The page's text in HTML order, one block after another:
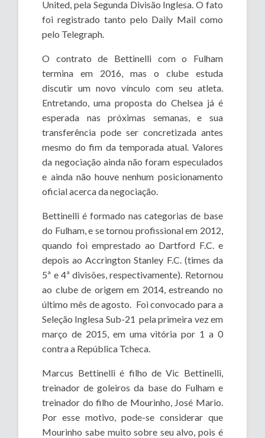
United, pela Segunda Divisão Inglesa. O fato
foi registrado tanto pelo Daily Mail como
pelo Telegraph.
O contrato de Bettinelli com o Fulham
termina em 2016, mas o clube estuda
discutir um novo vínculo com seu atleta.
Entretando, uma proposta do Chelsea já é
esperada nas próximas semanas, e sua
transferência pode ser concretizada antes
mesmo do fim da temporada atual. Valores
da negociação ainda não foram especulados
e ainda não houve nenhum posicionamento
oficial acerca da negociação.
Bettinelli é formado nas categorias de base
do Fulham, e se tornou profissional em 2012,
quando foi emprestado ao Dartford F.C. e
depois ao Accrington Stanley F.C. (times da
5ª e 4ª divisões, respectivamente). Retornou
ao clube de origem em 2014, estreando no
último mês de agosto. Foi convocado para a
Seleção Inglesa Sub-21 pela primeira vez em
março de 2015, em uma vitória por 1 a 0
contra a República Tcheca.
Marcus Bettinelli é filho de Vic Bettinelli,
treinador de goleiros da base do Fulham e
treinador do filho de Mourinho, José Mario.
Por esse motivo, pode-se considerar que
Mourinho sabe muito sobre seu alvo, pois é